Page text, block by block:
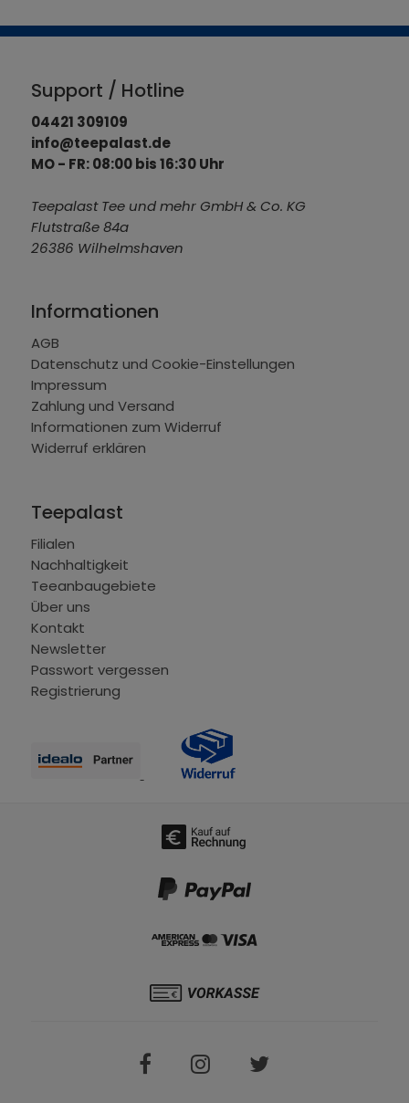
Support / Hotline
04421 309109
info@teepalast.de
MO - FR: 08:00 bis 16:30 Uhr
Teepalast Tee und mehr GmbH & Co. KG
Flutstraße 84a
26386 Wilhelmshaven
Informationen
AGB
Datenschutz und Cookie-Einstellungen
Impressum
Zahlung und Versand
Informationen zum Widerruf
Widerruf erklären
Teepalast
Filialen
Nachhaltigkeit
Teeanbaugebiete
Über uns
Kontakt
Newsletter
Passwort vergessen
Registrierung